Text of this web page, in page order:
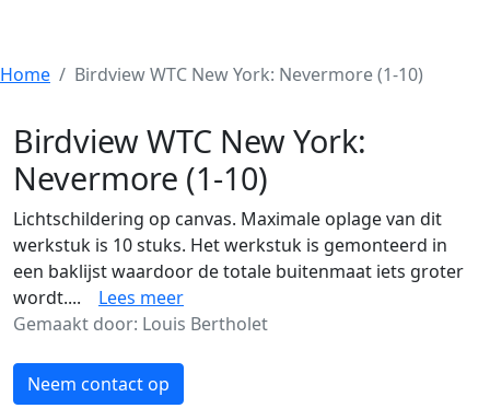
Home Birdview WTC New York: Nevermore (1-10)
Birdview WTC New York:
Nevermore (1-10)
Lichtschildering op canvas. Maximale oplage van dit
werkstuk is 10 stuks. Het werkstuk is gemonteerd in
een baklijst waardoor de totale buitenmaat iets groter
wordt....
Lees meer
Gemaakt door: Louis Bertholet
Neem contact op